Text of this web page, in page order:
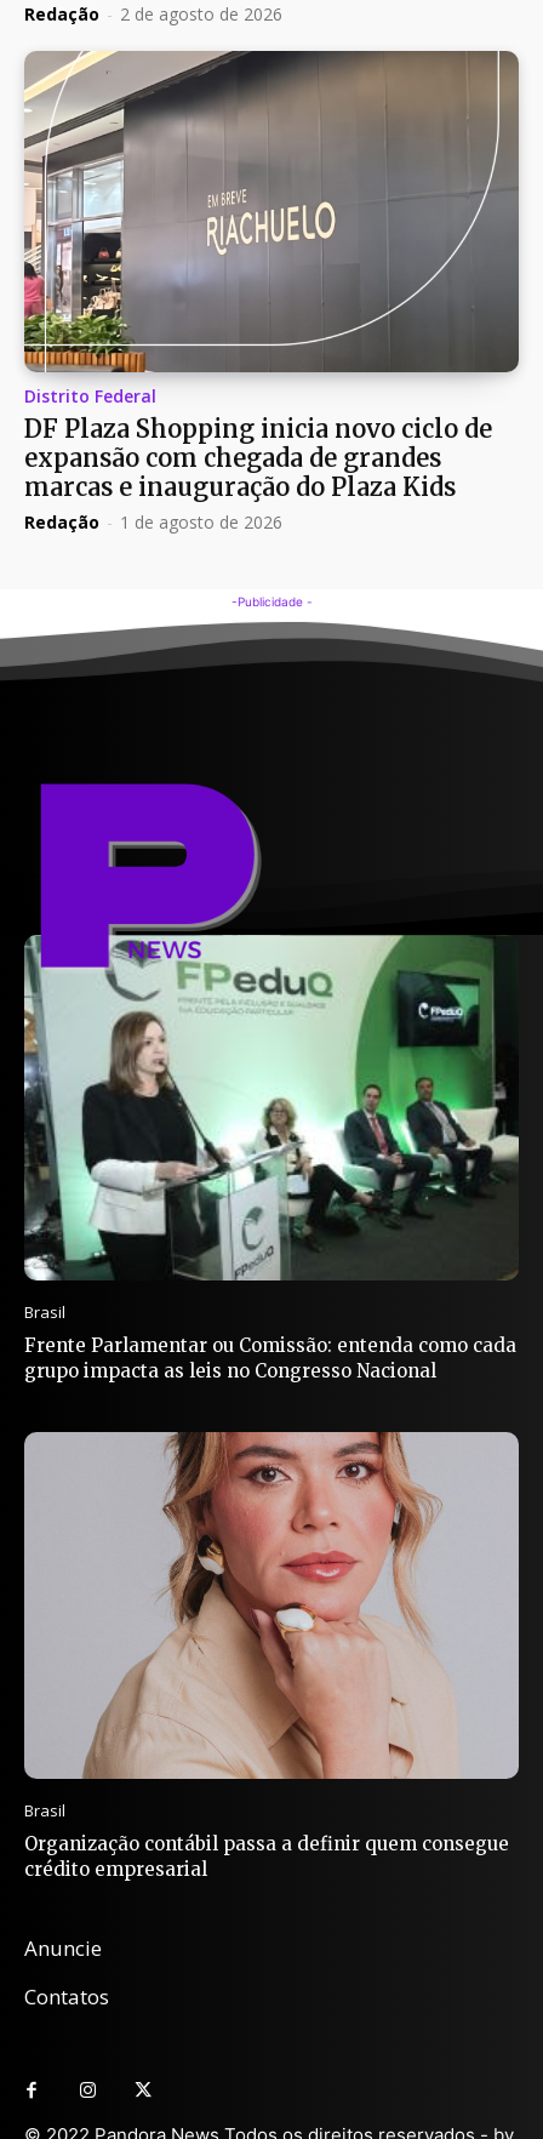
Redação - 2 de agosto de 2026
Distrito Federal
DF Plaza Shopping inicia novo ciclo de
expansão com chegada de grandes
marcas e inauguração do Plaza Kids
Redação - 1 de agosto de 2026
-Publicidade -
Brasil
Frente Parlamentar ou Comissão: entenda como cada
grupo impacta as leis no Congresso Nacional
Brasil
Organização contábil passa a definir quem consegue
crédito empresarial
Anuncie
Contatos